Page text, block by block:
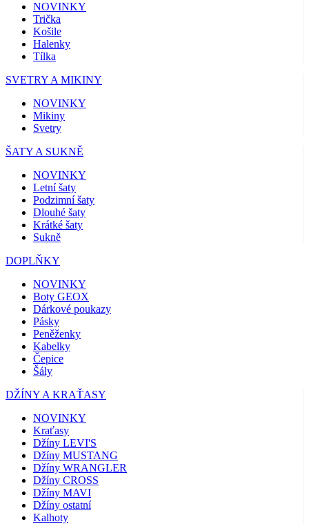
NOVINKY
Trička
Košile
Halenky
Tílka
SVETRY A MIKINY
NOVINKY
Mikiny
Svetry
ŠATY A SUKNĚ
NOVINKY
Letní šaty
Podzimní šaty
Dlouhé šaty
Krátké šaty
Sukně
DOPLŇKY
NOVINKY
Boty GEOX
Dárkové poukazy
Pásky
Peněženky
Kabelky
Čepice
Šály
DŽÍNY A KRAŤASY
NOVINKY
Kraťasy
Džíny LEVI'S
Džíny MUSTANG
Džíny WRANGLER
Džíny CROSS
Džíny MAVI
Džíny ostatní
Kalhoty